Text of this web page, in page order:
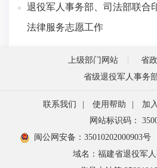
退役军人事务部、司法部联合
法律服务志愿工作
上级部门网站
省
省级退役军人事务
联系我们 使用帮助 加
网站标识码：
闽公网安备：35010202000903号
域名：福建省退役军